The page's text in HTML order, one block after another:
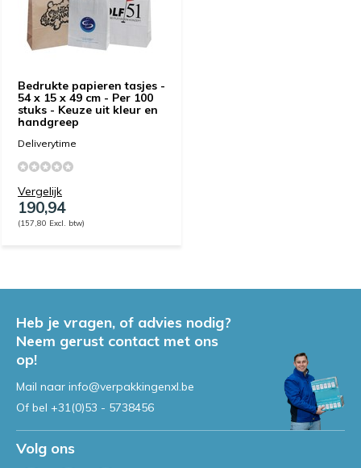
Bedrukte papieren tasjes -
54 x 15 x 49 cm - Per 100
stuks - Keuze uit kleur en
handgreep
Deliverytime
Vergelijk
190,94
(157,80 Excl. btw)
Heb je vragen, of advies nodig?
Neem gerust contact met ons
op!
Mail naar info@verpakkingenxl.be
Of bel +31(0)53 - 5738456
Volg ons